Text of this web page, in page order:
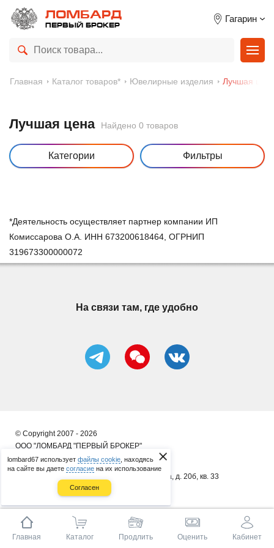
ЛОМБАРД
ПЕРВЫЙ БРОКЕР
Гагарин
Главная Каталог товаров* Ювелирные изделия Лучшая
Лучшая цена Найдено 0 товаров
Категории Фильтры
*Деятельность осуществляет партнер компании ИП
Комиссарова О.А. ИНН 673200618464, ОГРНИП
319673300000072
lombard67 использует файлы cookie , находясь
на сайте вы даете согласие на их использование
Согласен
На связи там, где удобно
© Copyright 2007 - 2026
ООО "ЛОМБАРД "ПЕРВЫЙ БРОКЕР"
ИП Сергеенков А. В.
почт. адрес: 214014, г. Смоленск, ул. 8 Марта, д. 20б, кв. 33
ОГРНИП 314673323400086
Главная Каталог Продлить Оценить Кабинет